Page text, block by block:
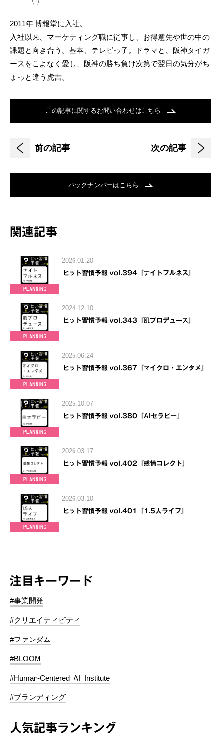
2011年 博報堂に入社。
入社以来、マーケティング職に従事し、お得意先や世の中の
課題と向き合う。基本、テレビっ子。ドラマと、阪神タイガ
ースをこよなく愛し、阪神の勝ち負け次第で翌日の気分がち
ょっと違う虎吉。
この記事に関するお問い合わせはこちら
前の記事 次の記事
バックナンバーはこちら
関連記事
2026.01.20
ヒット習慣予報 vol.394『ナイトフルネス』
2024.12.10
ヒット習慣予報 vol.343『肌プロデュース』
2025.06.24
ヒット習慣予報 vol.367『マイクロ・エンタメ』
2025.10.07
ヒット習慣予報 vol.380『AIセラピー』
2026.03.17
ヒット習慣予報 vol.402『感情コレクト』
2026.03.10
ヒット習慣予報 vol.401『1.5人ライフ』
注目キーワード
#事業開発
#クリエイティビティ
#ファンダム
#BLOOM
#Human-Centered_AI_Institute
#ブランディング
人気記事ランキング